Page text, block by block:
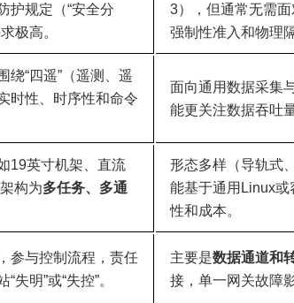
护规定（“安全分
极高。
3），但通常无需
强制性准入和物理
绕“四遥”（遥测、遥
时性、时序性和命令
面向通用数据采集
能更关注数据吞吐
19英寸机架、直流
构为多任务、多通
形态多样（导轨式
能基于通用Linux
性和成本。
，参与控制流程，责任
明”或“失控”。
主要是数据通道和
接，单一网关故障